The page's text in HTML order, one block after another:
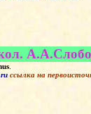
.
ссылка на